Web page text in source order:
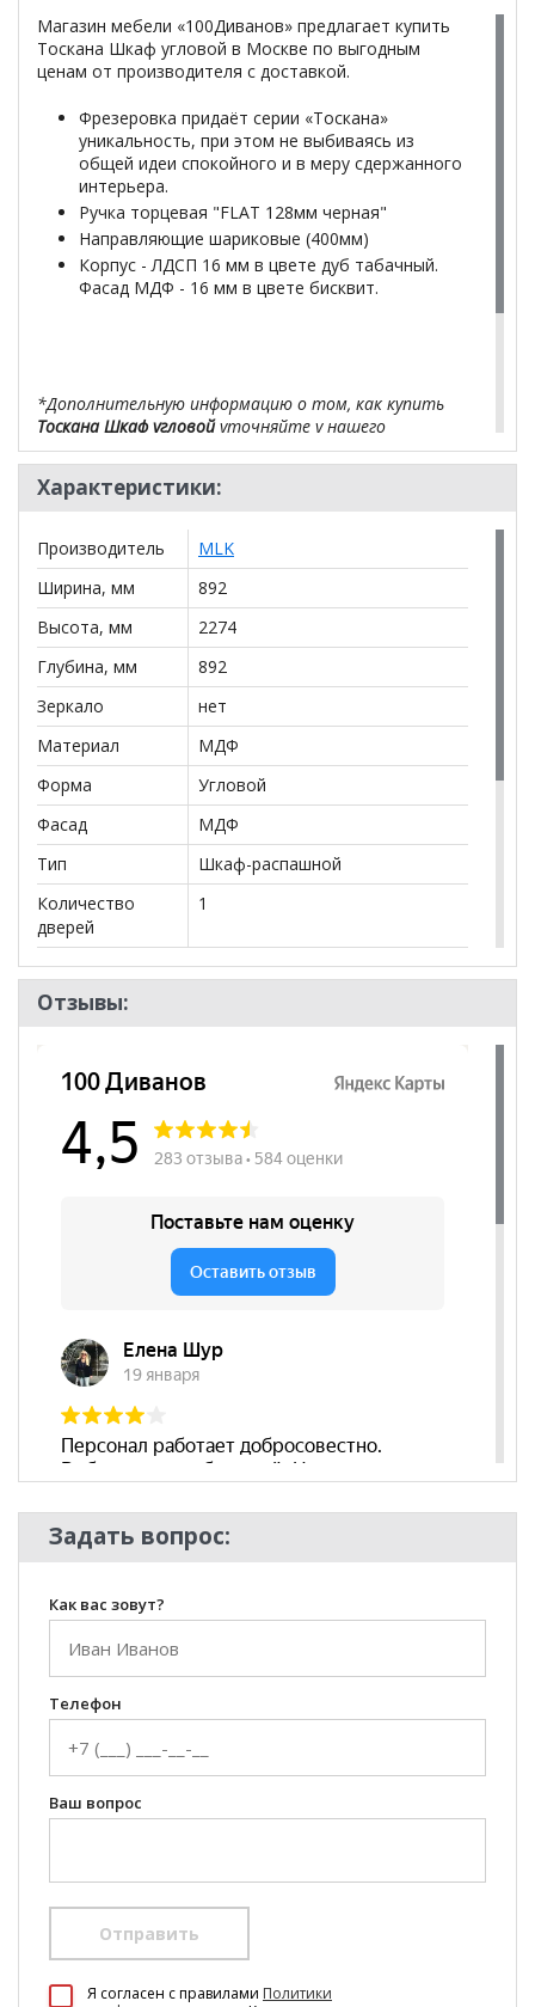
Магазин мебели «100Диванов» предлагает купить
Тоскана Шкаф угловой в Москве по выгодным
ценам от производителя с доставкой.
Фрезеровка придаёт серии «Тоскана»
уникальность, при этом не выбиваясь из
общей идеи спокойного и в меру сдержанного
интерьера.
Ручка торцевая "FLAT 128мм черная"
Направляющие шариковые (400мм)
Корпус - ЛДСП 16 мм в цвете дуб табачный.
Фасад МДФ - 16 мм в цвете бисквит.
*Дополнительную информацию о том, как купить
Тоскана Шкаф угловойуточняйте у нашего
менеджера по телефону+79292022735.
**Цены на официальном сайте
действительны только для интернет-магазинаи
могут отличаться от цен в розничных магазинах-
салонах сети!
Характеристики:
Производитель
MLK
Ширина, мм
892
Высота, мм
2274
Глубина, мм
892
Зеркало
нет
Материал
МДФ
Форма
Угловой
Фасад
МДФ
Тип
Шкаф-распашной
Количество
дверей
1
Количество
полок
7
Штанга
да
Бренд
Комната
Спальня
Отзывы:
Задать вопрос:
Как вас зовут?
Телефон
Ваш вопрос
Отправить
Я согласен c правилами Политики